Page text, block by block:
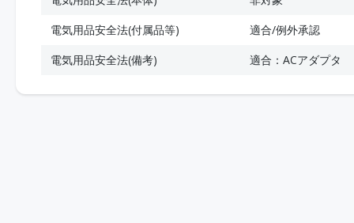
電気用品安全法(付属品等)
適合/例外承認
電気用品安全法(備考)
適合：ACアダプタ